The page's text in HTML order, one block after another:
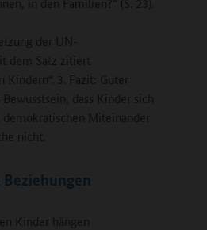
der UN-
dem Satz zitiert
3. Fazit: Guter
dass Kinder sich
Miteinander
nicht.
Kinder hängen